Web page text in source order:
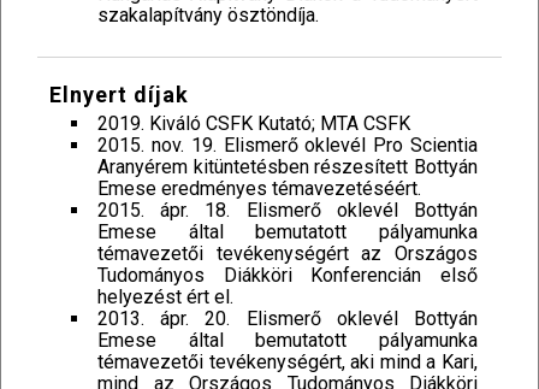
szakalapítvány ösztöndíja.
Elnyert díjak
2019. Kiváló CSFK Kutató; MTA CSFK
2015. nov. 19. Elismerő oklevél Pro Scientia
Aranyérem kitüntetésben részesített Bottyán
Emese eredményes témavezetéséért.
2015. ápr. 18. Elismerő oklevél Bottyán
Emese által bemutatott pályamunka
témavezetői tevékenységért az Országos
Tudományos Diákköri Konferencián első
helyezést ért el.
2013. ápr. 20. Elismerő oklevél Bottyán
Emese által bemutatott pályamunka
témavezetői tevékenységért, aki mind a Kari,
mind az Országos Tudományos Diákköri